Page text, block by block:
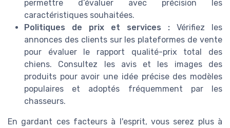
permettre d’évaluer avec précision les
caractéristiques souhaitées.
Politiques de prix et services : Vérifiez les
annonces des clients sur les plateformes de vente
pour évaluer le rapport qualité-prix total des
chiens. Consultez les avis et les images des
produits pour avoir une idée précise des modèles
populaires et adoptés fréquemment par les
chasseurs.
En gardant ces facteurs à l'esprit, vous serez plus à